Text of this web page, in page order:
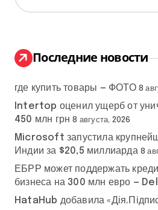
:
Последние новости
где купить товары — ФОТО 8
Intertop оценил ущерб от
450 млн грн 8 августа, 2026
Microsoft запустила
Индии за $20,5 миллиарда 8
ЕБРР может поддержать
бизнеса на 300 млн евро —
HataHub добавила